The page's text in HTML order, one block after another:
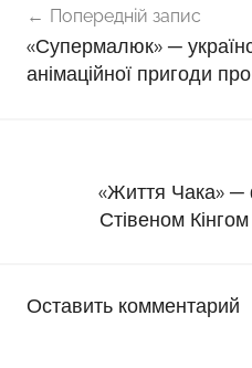
записів
Попередній запис
«Супермалюк» ─
анімаційної пригоди
«Життя Чака» ─
Стівеном
Оставить комментарий